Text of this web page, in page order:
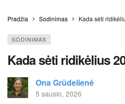
Pradžia Sodinimas Kada sėti
SODINIMAS
Kada sėti ridikėlius
Ona Grūdelienė
5 sausio, 2026